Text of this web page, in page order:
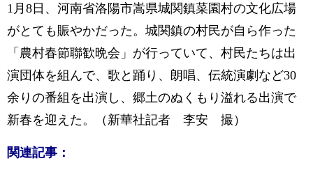
1月8日、河南省洛陽市嵩県城関鎮菜園村の文化広場
がとても賑やかだった。城関鎮の村民が自ら作った
「農村春節聯歓晩会」が行っていて、村民たちは出
演団体を組んで、歌と踊り、朗唱、伝統演劇など30
余りの番組を出演し、郷土のぬくもり溢れる出演で
新春を迎えた。（新華社記者 李安 撮）
関連記事：